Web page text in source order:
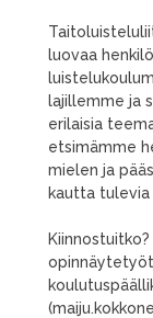
luovaa
lajillemme ja
erilaisia
etsimämme
mielen ja
kautta tulevia